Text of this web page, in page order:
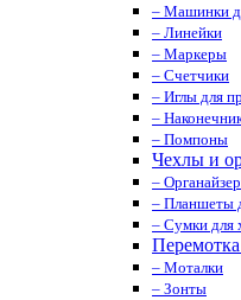
– Машинки
– Линейки
– Маркеры
– Счетчики
– Иглы для
–
– Помпоны
Чехлы и
–
– Планшеты
– Сумки для
– Моталки
– Зонты